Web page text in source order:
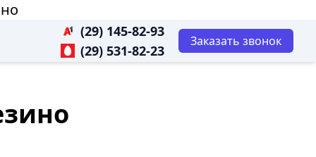
(29) 145-82-93
(29) 531-82-23
Заказать звонок